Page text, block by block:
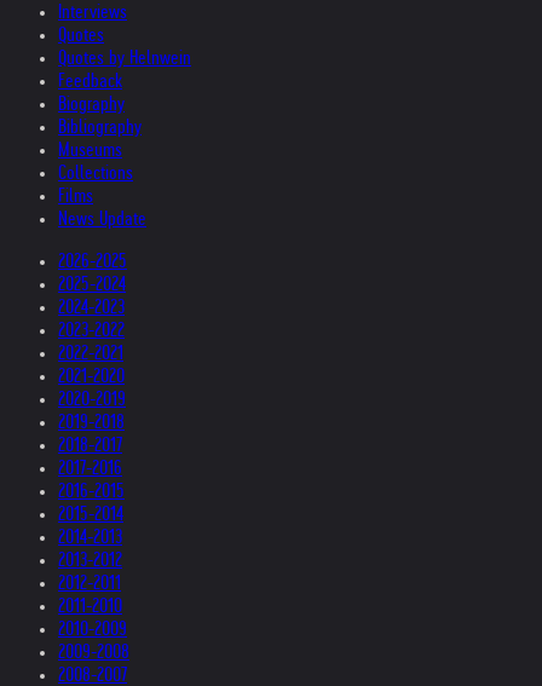
Interviews
Quotes
Quotes by Helnwein
Feedback
Biography
Bibliography
Museums
Collections
Films
News Update
2026-2025
2025-2024
2024-2023
2023-2022
2022-2021
2021-2020
2020-2019
2019-2018
2018-2017
2017-2016
2016-2015
2015-2014
2014-2013
2013-2012
2012-2011
2011-2010
2010-2009
2009-2008
2008-2007